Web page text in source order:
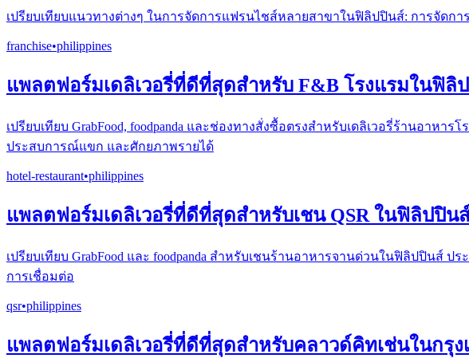
เปรียบเทียบแนวทางต่างๆ ในการจัดการแฟรนไชส์หลายสาขาในฟิลิปปินส์: การจัดก
franchise•philippines
แพลตฟอร์มเดลิเวอรี่ที่ดีที่สุดสำหรับ F&B โรงแรมในฟิลิป
เปรียบเทียบ GrabFood, foodpanda และช่องทางสั่งซื้อตรงสำหรับเดลิเวอรี่ร้านอ
ประสบการณ์แขก และศักยภาพรายได้
hotel-restaurant•philippines
แพลตฟอร์มเดลิเวอรี่ที่ดีที่สุดสำหรับเชน QSR ในฟิลิปปินส์
เปรียบเทียบ GrabFood และ foodpanda สำหรับเชนร้านอาหารจานด่วนในฟิลิปปิน
การเชื่อมต่อ
qsr•philippines
แพลตฟอร์มเดลิเวอรี่ที่ดีที่สุดสำหรับคลาวด์คิทเช่นในกรุงเ